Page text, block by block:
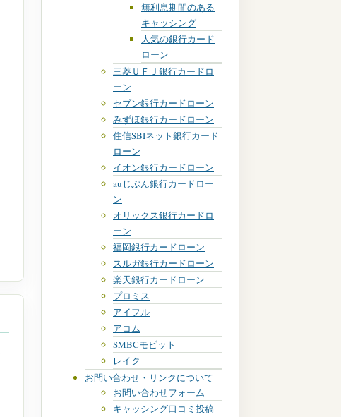
無利息期間のある
キャッシング
人気の銀行カード
ローン
三菱ＵＦＪ銀行カードロ
ーン
セブン銀行カードローン
みずほ銀行カードローン
住信SBIネット銀行カード
ローン
イオン銀行カードローン
auじぶん銀行カードロー
ン
オリックス銀行カードロ
ーン
福岡銀行カードローン
スルガ銀行カードローン
楽天銀行カードローン
プロミス
アイフル
アコム
SMBCモビット
レイク
お問い合わせ・リンクについて
お問い合わせフォーム
キャッシング口コミ投稿